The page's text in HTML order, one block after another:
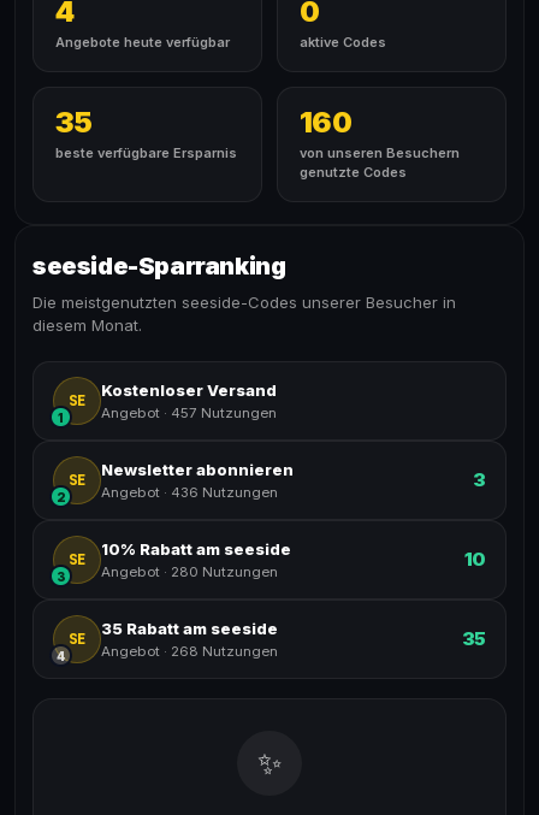
4
Angebote heute verfügbar
0
aktive Codes
35
beste verfügbare Ersparnis
160
von unseren Besuchern
genutzte Codes
seeside-Sparranking
Die meistgenutzten seeside-Codes unserer Besucher in
diesem Monat.
SE
1
Kostenloser Versand
Angebot · 457 Nutzungen
SE
2
Newsletter abonnieren
Angebot · 436 Nutzungen
3
SE
3
10% Rabatt am seeside
Angebot · 280 Nutzungen
10
SE
4
35 Rabatt am seeside
Angebot · 268 Nutzungen
35
✨